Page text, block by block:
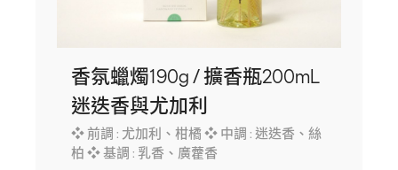
香氛蠟燭190g / 擴香瓶200mL
迷迭香與尤加利
❖ 前調 : 尤加利、柑橘 ❖ 中調 : 迷迭香、絲
柏 ❖ 基調 : 乳香、廣藿香